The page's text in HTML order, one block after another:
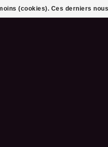
(cookies). Ces derniers